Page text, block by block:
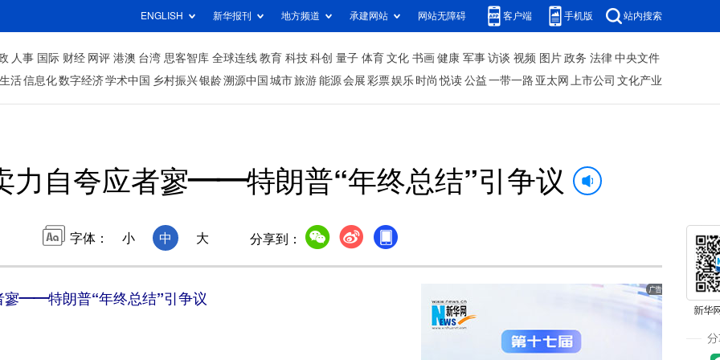
ENGLISH 新华报刊 地方频道 承建网站 网站无障碍 客户端 手机版 站内搜索
人事 国际 财经 网评 港澳 台湾 思客智库 全球连线 教育 科技 科创 量子 体育 文化 书画 健康 军事 访谈 视频 图片 政务 法律 中央文件
活信息化数字经济学术中国 乡村振兴银龄溯源中国 城市旅游 能源 会展 彩票娱乐 时尚 悦读 公益 一带一路 亚太网 上市公司 文化产业
力自夸应者寥——特朗普“年终总结”引争议
字体： 小 中 大 分享到：
寥——特朗普“年终总结”引争议